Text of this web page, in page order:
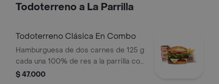
Todoterreno a La Parrilla
Todoterreno Clásica En Combo
Hamburguesa de dos carnes de 125 g
cada una 100% de res a la parrilla con
salsa bbq, queso mozzarella, lechuga,
$ 47.000